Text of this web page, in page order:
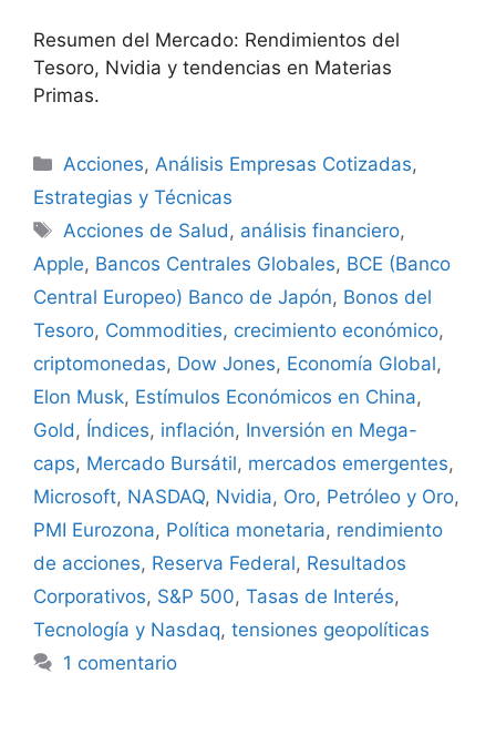
Resumen del Mercado: Rendimientos del
Tesoro, Nvidia y tendencias en Materias
Primas.
Categorías
Acciones,Análisis Empresas Cotizadas,
Estrategias y Técnicas
Etiquetas
Acciones de Salud, análisis financiero,
Apple, Bancos Centrales Globales, BCE (Banco
Central Europeo) Banco de Japón, Bonos del
Tesoro, Commodities, crecimiento económico,
criptomonedas, Dow Jones, Economía Global,
Elon Musk, Estímulos Económicos en China,
Gold, Índices, inflación, Inversión en Mega-
caps, Mercado Bursátil, mercados emergentes,
Microsoft, NASDAQ, Nvidia, Oro, Petróleo y Oro,
PMI Eurozona, Política monetaria, rendimiento
de acciones, Reserva Federal, Resultados
Corporativos, S&P 500, Tasas de Interés,
Tecnología y Nasdaq, tensiones geopolíticas
1 comentario